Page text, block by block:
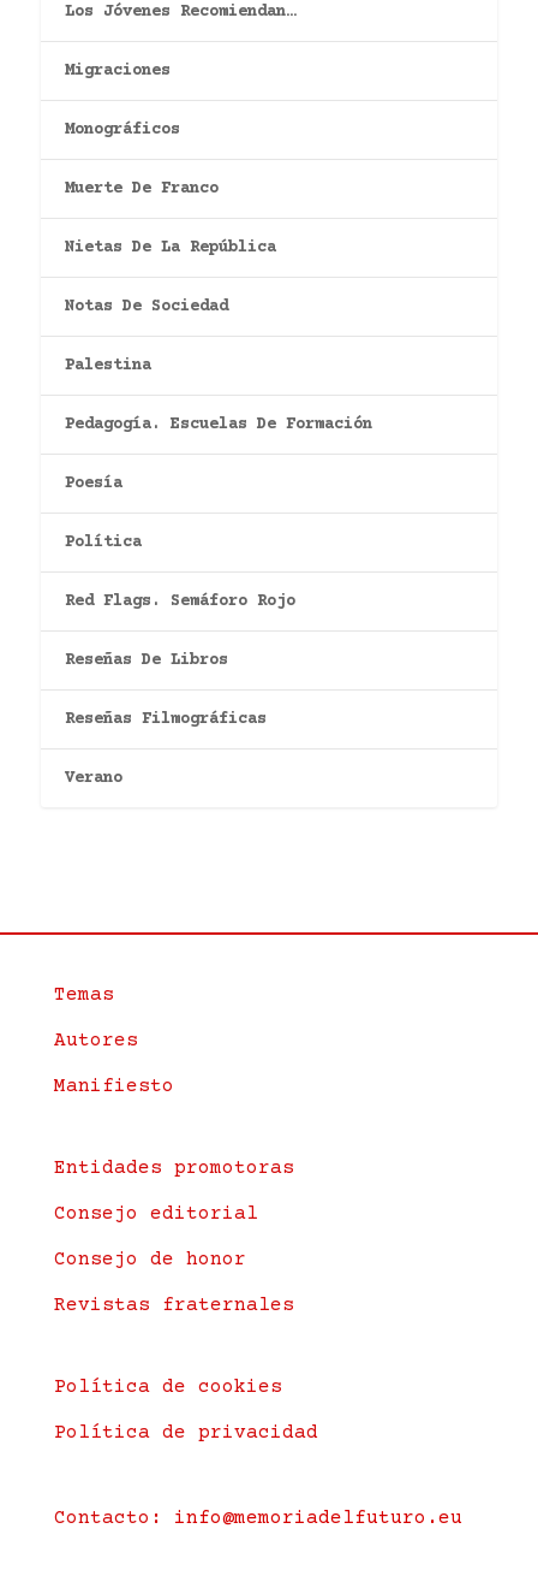
Los Jóvenes Recomiendan…
Migraciones
Monográficos
Muerte De Franco
Nietas De La República
Notas De Sociedad
Palestina
Pedagogía. Escuelas De Formación
Poesía
Política
Red Flags. Semáforo Rojo
Reseñas De Libros
Reseñas Filmográficas
Verano
Temas
Autores
Manifiesto
Entidades promotoras
Consejo editorial
Consejo de honor
Revistas fraternales
Política de cookies
Política de privacidad
Contacto: info@memoriadelfuturo.eu